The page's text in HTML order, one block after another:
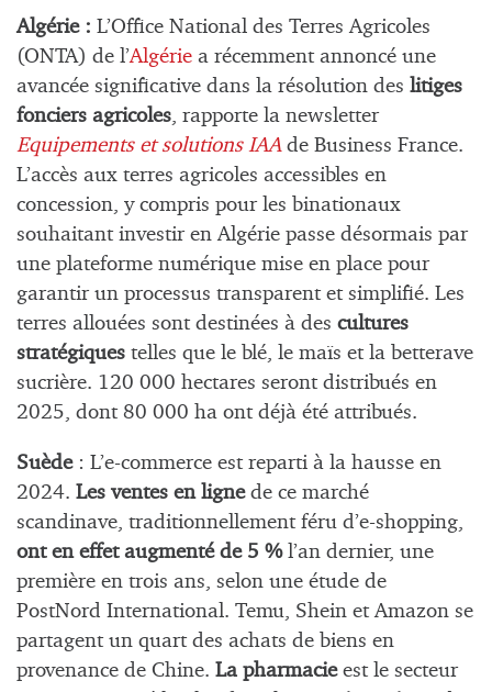
Algérie : L’Office National des Terres Agricoles
(ONTA) de l’Algérie a récemment annoncé une
avancée significative dans la résolution des litiges
fonciers agricoles, rapporte la newsletter
Equipements et solutions IAA de Business France.
L’accès aux terres agricoles accessibles en
concession, y compris pour les binationaux
souhaitant investir en Algérie passe désormais par
une plateforme numérique mise en place pour
garantir un processus transparent et simplifié. Les
terres allouées sont destinées à des cultures
stratégiques telles que le blé, le maïs et la betterave
sucrière. 120 000 hectares seront distribués en
2025, dont 80 000 ha ont déjà été attribués.
Suède: L’e-commerce est reparti à la hausse en
2024. Les ventes en lignede ce marché
scandinave, traditionnellement féru d’e-shopping,
ont en effet augmenté de 5 %l’an dernier, une
première en trois ans, selon une étude de
PostNord International. Temu, Shein et Amazon se
partagent un quart des achats de biens en
provenance de Chine. La pharmacieest le secteur